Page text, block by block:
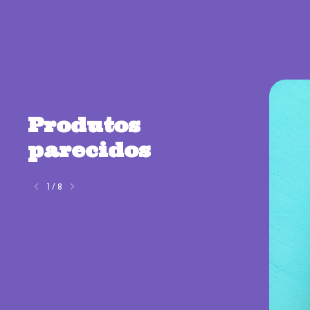
Produtos
parecidos
1 / 8